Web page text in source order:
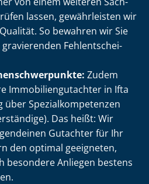
lassen, gewährleisten wir
So bewahren wir Sie
gravierenden Fehl­ent­schei­
Zudem
Im­mo­bi­li­en­gut­ach­ter in Ifta
über Spe­zi­al­kom­pe­ten­zen
Das heißt: Wir
Gutachter für Ihr
den optimal geeigneten,
besondere Anliegen bestens